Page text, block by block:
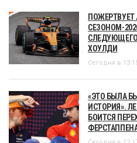
ПОЖЕРТВУЕТ
СЕЗОНОМ-
ХОУЛДИ
Сегодня в
«ЭТО БЫЛА
ИСТОРИЯ».
БОИТСЯ
ФЕРСТАППЕНА